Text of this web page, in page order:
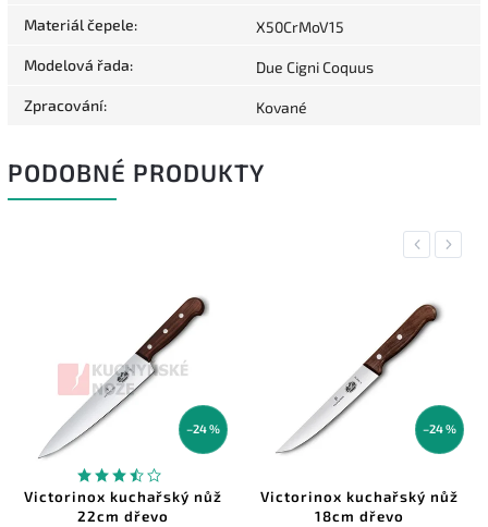
Materiál čepele: X50CrMoV15
Modelová řada: Due Cigni Coquus
Zpracování: Kované
PODOBNÉ PRODUKTY
Previous
–24 %
Victorinox kuchařský nůž
22cm dřevo
–24 %
Victorinox kuchařský nůž
18cm dřevo
Next